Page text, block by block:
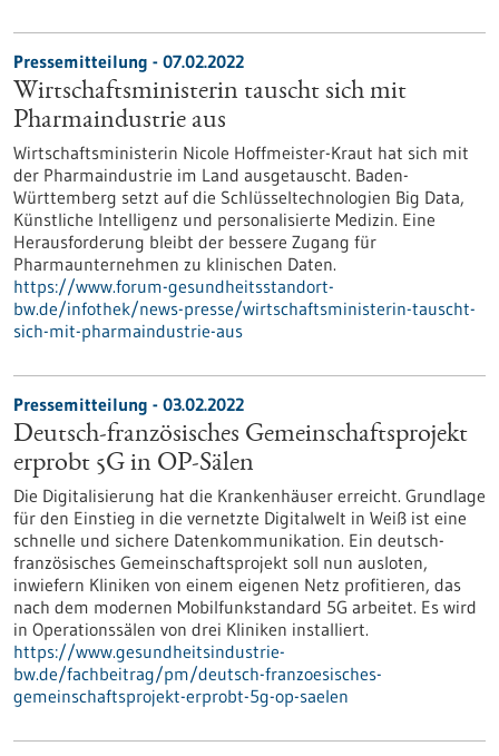
Pressemitteilung - 07.02.2022
Wirtschaftsministerin tauscht sich mit
Pharmaindustrie aus
Wirtschaftsministerin Nicole Hoffmeister-Kraut hat sich mit
der Pharmaindustrie im Land ausgetauscht. Baden-
Württemberg setzt auf die Schlüsseltechnologien Big Data,
Künstliche Intelligenz und personalisierte Medizin. Eine
Herausforderung bleibt der bessere Zugang für
Pharmaunternehmen zu klinischen Daten.
https://www.forum-gesundheitsstandort-
bw.de/infothek/news-presse/wirtschaftsministerin-tauscht-
sich-mit-pharmaindustrie-aus
Pressemitteilung - 03.02.2022
Deutsch-französisches Gemeinschaftsprojekt
erprobt 5G in OP-Sälen
Die Digitalisierung hat die Krankenhäuser erreicht. Grundlage
für den Einstieg in die vernetzte Digitalwelt in Weiß ist eine
schnelle und sichere Datenkommunikation. Ein deutsch-
französisches Gemeinschaftsprojekt soll nun ausloten,
inwiefern Kliniken von einem eigenen Netz profitieren, das
nach dem modernen Mobilfunkstandard 5G arbeitet. Es wird
in Operationssälen von drei Kliniken installiert.
https://www.gesundheitsindustrie-
bw.de/fachbeitrag/pm/deutsch-franzoesisches-
gemeinschaftsprojekt-erprobt-5g-op-saelen